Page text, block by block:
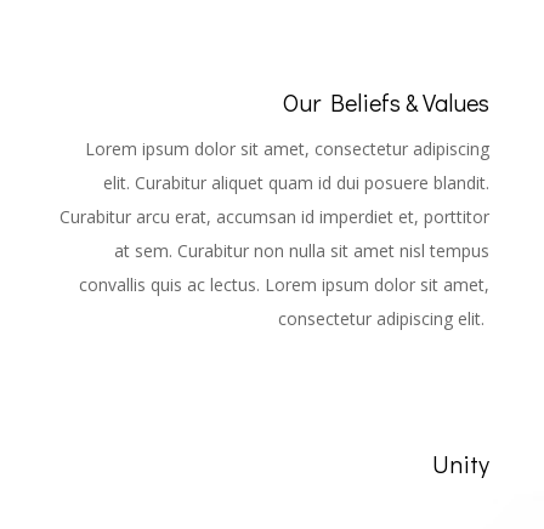
Our Beliefs & Values
Lorem ipsum dolor sit amet, consectetur adipiscing
elit. Curabitur aliquet quam id dui posuere blandit.
Curabitur arcu erat, accumsan id imperdiet et, porttitor
at sem. Curabitur non nulla sit amet nisl tempus
convallis quis ac lectus. Lorem ipsum dolor sit amet,
consectetur adipiscing elit.
Unity